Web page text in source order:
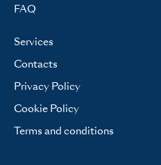
FAQ
Services
Contacts
Privacy Policy
Cookie Policy
Terms and conditions